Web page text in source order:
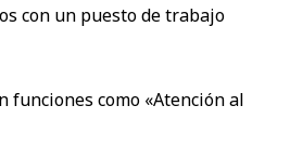
con un puesto de trabajo
funciones como «Atención al